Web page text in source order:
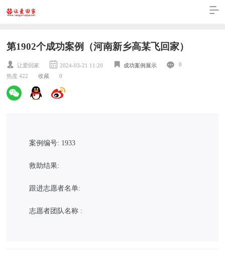
第1902个成功案例（河南新乡高某飞回家）
让爱回家 2024-03-21 11:20 成功案例展示
0
热度 422
收藏 0
案例编号: 1933
救助结果:
跟进志愿者名单:
志愿者团队名称 :